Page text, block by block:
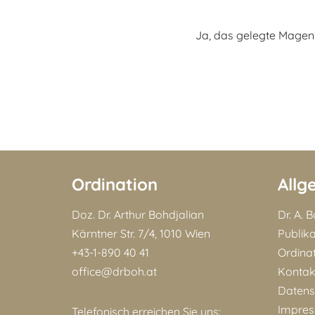
Ja, das gelegte
Ordination
Doz. Dr. Arthur Bohdjalian
Kärntner Str. 7/4, 1010 Wien
+43-1-890 40 41
office@drboh.at
Telefonisch erreichen Sie uns:
Dr. A.